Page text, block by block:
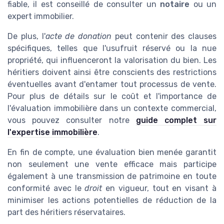
fiable, il est conseillé de consulter un notaire ou un
expert immobilier.
De plus, l'acte de donation peut contenir des clauses
spécifiques, telles que l'usufruit réservé ou la nue
propriété, qui influenceront la valorisation du bien. Les
héritiers doivent ainsi être conscients des restrictions
éventuelles avant d'entamer tout processus de vente.
Pour plus de détails sur le coût et l'importance de
l'évaluation immobilière dans un contexte commercial,
vous pouvez consulter notre guide complet sur
l'expertise immobilière.
En fin de compte, une évaluation bien menée garantit
non seulement une vente efficace mais participe
également à une transmission de patrimoine en toute
conformité avec ledroiten vigueur, tout en visant à
minimiser les actions potentielles de réduction de la
part des héritiers réservataires.